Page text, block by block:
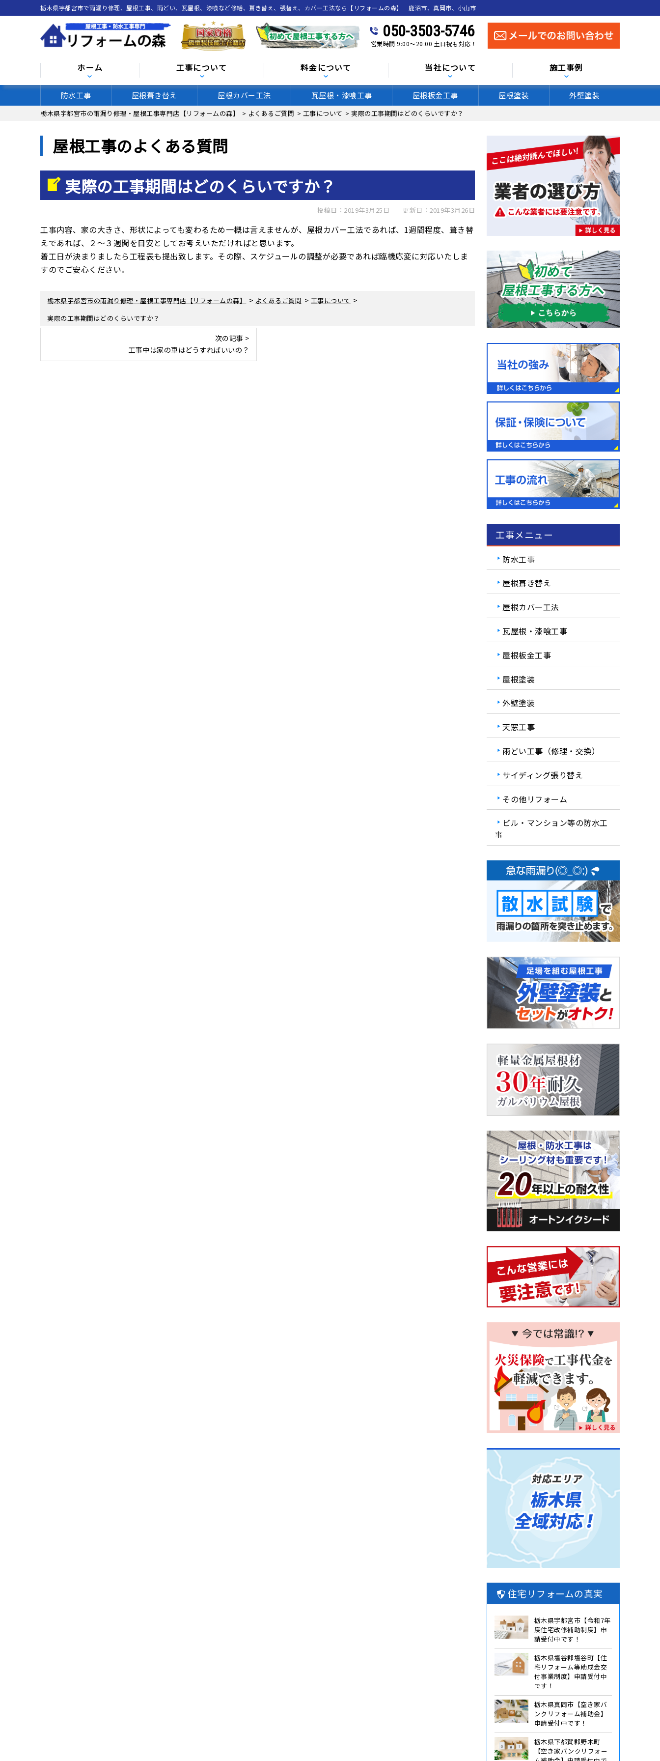
栃木県宇都宮市で雨漏り修理、屋根工事、雨どい、瓦屋根、漆喰など修繕、葺き替え、張替え、カバー工法なら【リフォームの森】 鹿沼市、真岡市、小山市
050-3503-5746
営業時間 9:00～20:00 土日祝も対応！
ホーム 工事について 料金について 当社について 施工事例
防水工事 屋根葺き替え 屋根カバー工法 瓦屋根・漆喰工事 屋根板金工事 屋根塗装 外壁塗装
栃木県宇都宮市の雨漏り修理・屋根工事専門店【リフォームの森】 > よくあるご質問 > 工事について > 実際の工事期間はどのくらいですか？
屋根工事のよくある質問
実際の工事期間はどのくらいですか？
投稿日：2019年3月25日 更新日：2019年3月26日
工事内容、家の大きさ、形状によっても変わるため一概は言えませんが、屋根カバー工法であれば、1週間程度、葺き替
えであれば、２～３週間を目安としてお考えいただければと思います。
着工日が決まりましたら工程表も提出致します。その際、スケジュールの調整が必要であれば臨機応変に対応いたしま
すのでご安心ください。
栃木県宇都宮市の雨漏り修理・屋根工事専門店【リフォームの森】 > よくあるご質問 > 工事について >
実際の工事期間はどのくらいですか？
次の記事 >
工事中は家の車はどうすればいいの？
工事メニュー
防水工事
屋根葺き替え
屋根カバー工法
瓦屋根・漆喰工事
屋根板金工事
屋根塗装
外壁塗装
天窓工事
雨どい工事（修理・交換）
サイディング張り替え
その他リフォーム
ビル・マンション等の防水工
事
住宅リフォームの真実
栃木県宇都宮市【令和7年
度住宅改修補助制度】申
請受付中です！
栃木県塩谷郡塩谷町【住
宅リフォーム等助成金交
付事業制度】申請受付中
です！
栃木県真岡市【空き家バ
ンクリフォーム補助金】
申請受付中です！
栃木県下都賀郡野木町
【空き家バンクリフォー